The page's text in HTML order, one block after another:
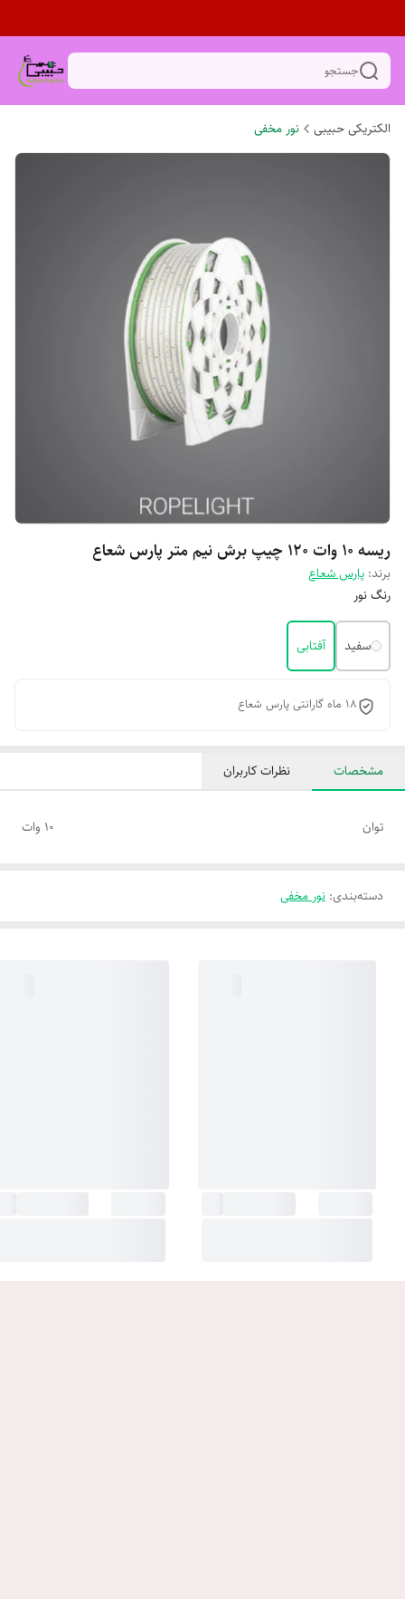
جستجو
الکتریکی حبیبی نور مخفی
ریسه ۱۰ وات ۱۲۰ چیپ برش نیم متر پارس شعاع
برند: پارس شعاع
رنگ نور
سفید آفتابی
18 ماه گارانتی پارس شعاع
مشخصات نظرات کاربران
توان ۱۰ وات
دسته‌بندی: نور مخفی